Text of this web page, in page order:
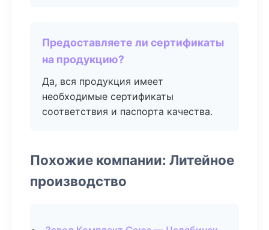
Предоставляете ли сертификаты
на продукцию?
Да, вся продукция имеет
необходимые сертификаты
соответствия и паспорта качества.
Похожие компании: Литейное
производство